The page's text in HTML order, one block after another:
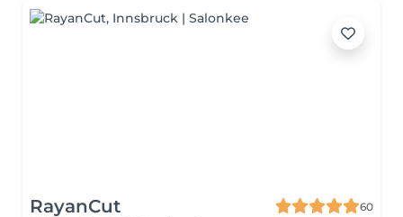
RayanCut
60